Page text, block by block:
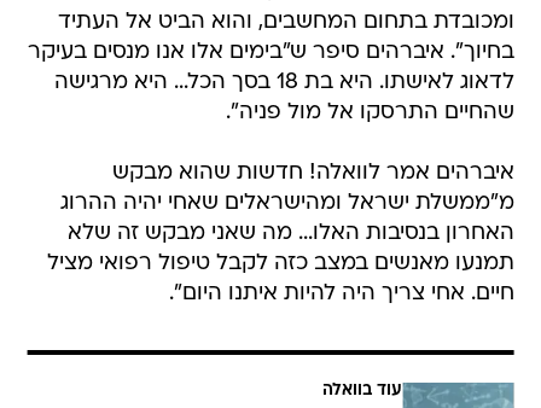
ומכובדת בתחום המחשבים, והוא הביט אל העתיד
בחיוך". איברהים סיפר ש"בימים אלו אנו מנסים בעיקר
לדאוג לאישתו. היא בת 18 בסך הכל... היא מרגישה
שהחיים התרסקו אל מול פניה".
איברהים אמר לוואלה! חדשות שהוא מבקש
מ"ממשלת ישראל ומהישראלים שאחי יהיה ההרוג
האחרון בנסיבות האלו... מה שאני מבקש זה שלא
תמנעו מאנשים במצב כזה לקבל טיפול רפואי מציל
חיים. אחי צריך היה להיות איתנו היום".
עוד בוואלה